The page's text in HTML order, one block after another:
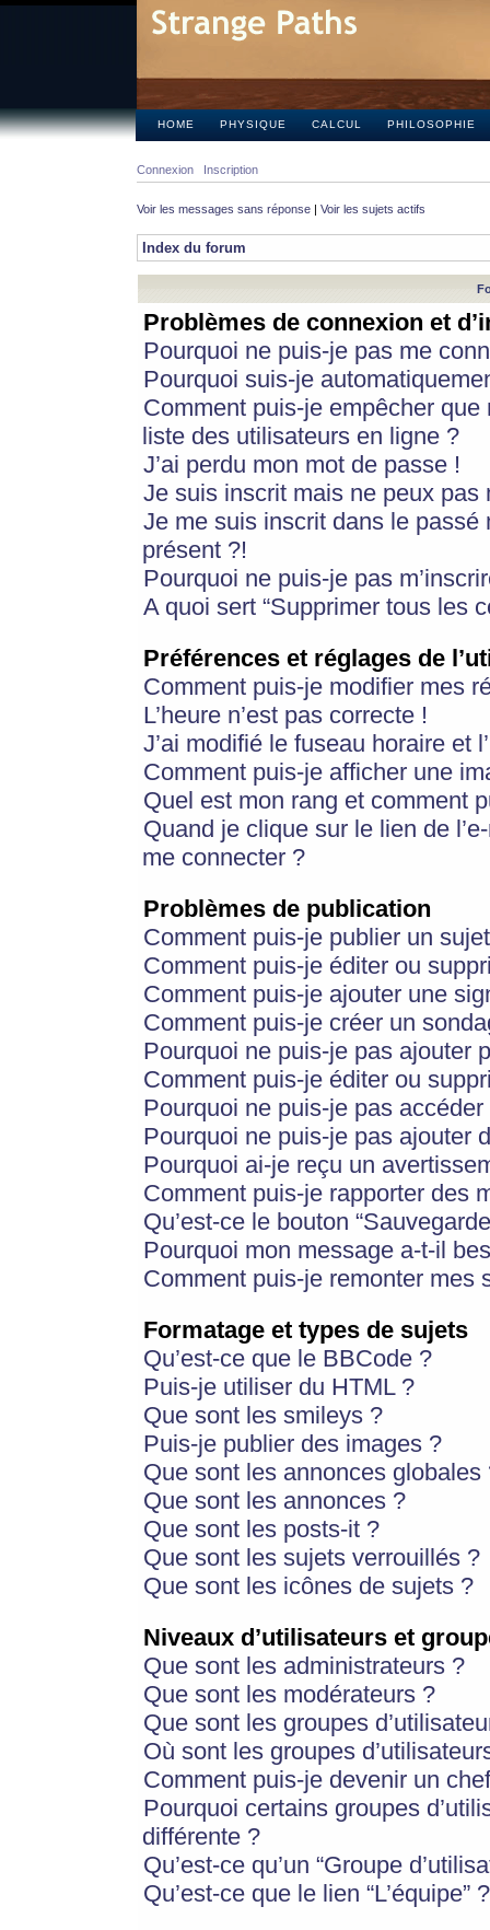
HOME PHYSIQUE CALCUL PHILOSOPHIE
Connexion Inscription
Voir les messages sans réponse | Voir les sujets actifs
Index du forum
Problèmes de connexion et
Pourquoi ne puis-je pas me
Pourquoi suis-je
Comment puis-je empêcher
liste des utilisateurs en ligne ?
J’ai perdu mon mot de passe !
Je suis inscrit mais ne peux pas
Je me suis inscrit dans le
présent ?!
Pourquoi ne puis-je pas
A quoi sert “Supprimer tous les
Préférences et réglages de
Comment puis-je modifier mes
L’heure n’est pas correcte !
J’ai modifié le fuseau horaire et
Comment puis-je afficher une
Quel est mon rang et comment
Quand je clique sur le lien de
me connecter ?
Problèmes de publication
Comment puis-je publier un
Comment puis-je éditer ou
Comment puis-je ajouter une
Comment puis-je créer un
Pourquoi ne puis-je pas ajouter
Comment puis-je éditer ou
Pourquoi ne puis-je pas
Pourquoi ne puis-je pas ajouter
Pourquoi ai-je reçu un
Comment puis-je rapporter des
Qu’est-ce le bouton
Pourquoi mon message a-t-il
Comment puis-je remonter mes
Formatage et types de sujets
Qu’est-ce que le BBCode ?
Puis-je utiliser du HTML ?
Que sont les smileys ?
Puis-je publier des images ?
Que sont les annonces globales
Que sont les annonces ?
Que sont les posts-it ?
Que sont les sujets verrouillés ?
Que sont les icônes de sujets ?
Niveaux d’utilisateurs et
Que sont les administrateurs ?
Que sont les modérateurs ?
Que sont les groupes
Où sont les groupes
Comment puis-je devenir un
Pourquoi certains groupes
différente ?
Qu’est-ce qu’un “Groupe
Qu’est-ce que le lien “L’équipe” ?